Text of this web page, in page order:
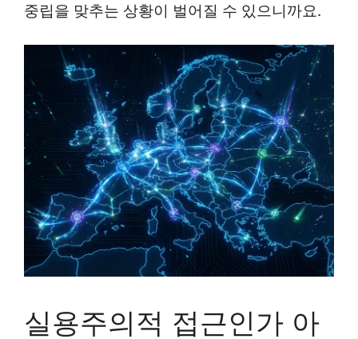
중립을 맞추는 상황이 벌어질 수 있으니까요.
실용주의적 접근인가 아